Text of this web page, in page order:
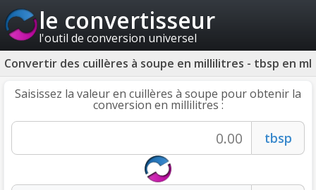
le convertisseur
l'outil de conversion universel
Convertir des cuillères à soupe en millilitres - tbsp en ml
Saisissez la valeur en cuillères à soupe pour obtenir la
conversion en millilitres :